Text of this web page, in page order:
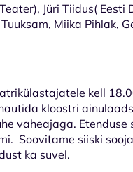
Jüri Tiidus(
Miika Pihlak,
kell
kloostri
vaheajaga.
Soovitame siiski
ka suvel.